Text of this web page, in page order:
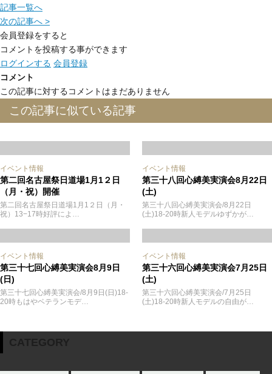
記事一覧へ
次の記事へ >
会員登録をすると
コメントを投稿する事ができます
ログインする 会員登録
コメント
この記事に対するコメントはまだありません
この記事に似ている記事
イベント情報
第二回名古屋祭日道場1月1２日
（月・祝）開催
第二回名古屋祭日道場1月1２日（月・
祝）13−17時好評によ…
イベント情報
第三十八回心縛美実演会8月22日
(土)
第三十八回心縛美実演会/8月22日
(土)18-20時新人モデルゆずかが…
イベント情報
第三十七回心縛美実演会8月9日
(日)
第三十七回心縛美実演会/8月9日(日)18-
20時もはやベテランモデ…
イベント情報
第三十六回心縛美実演会7月25日
(土)
第三十六回心縛美実演会/7月25日
(土)18-20時新人モデルの自由が…